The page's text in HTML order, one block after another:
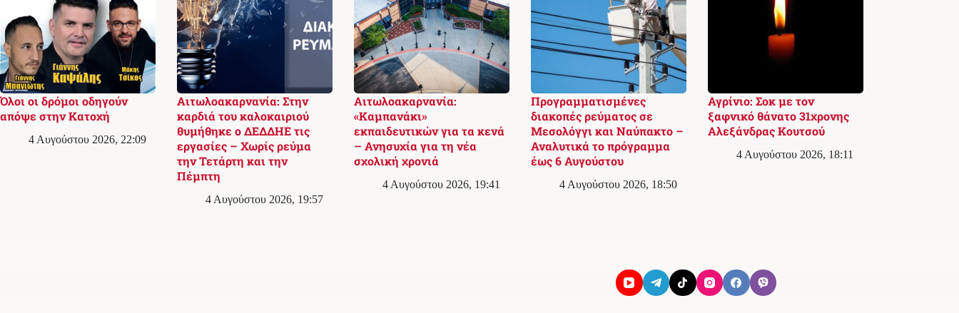
Όλοι οι δρόμοι οδηγούν
απόψε στην Κατοχή
4 Αυγούστου 2026, 22:09
Αιτωλοακαρνανία: Στην
καρδιά του καλοκαιριού
θυμήθηκε ο ΔΕΔΔΗΕ τις
εργασίες – Χωρίς ρεύμα
την Τετάρτη και την
Πέμπτη
4 Αυγούστου 2026, 19:57
Αιτωλοακαρνανία:
«Καμπανάκι»
εκπαιδευτικών για τα κενά
– Ανησυχία για τη νέα
σχολική χρονιά
4 Αυγούστου 2026, 19:41
Προγραμματισμένες
διακοπές ρεύματος σε
Μεσολόγγι και Ναύπακτο –
Αναλυτικά το πρόγραμμα
έως 6 Αυγούστου
4 Αυγούστου 2026, 18:50
Αγρίνιο: Σοκ με τον
ξαφνικό θάνατο 31χρονης
Αλεξάνδρας Κουτσού
4 Αυγούστου 2026, 18:11